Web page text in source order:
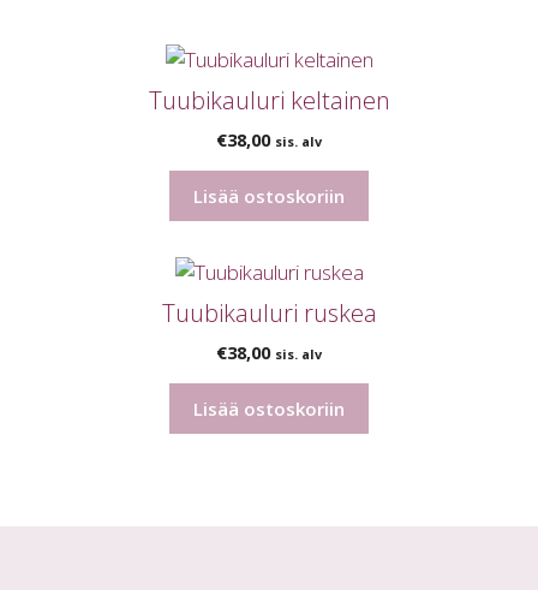
Tuubikauluri keltainen
€38,00 sis. alv
Lisää ostoskoriin
Tuubikauluri ruskea
€38,00 sis. alv
Lisää ostoskoriin